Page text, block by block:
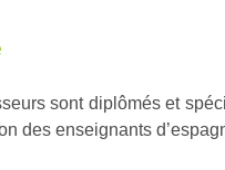
sont diplômés et
des enseignants